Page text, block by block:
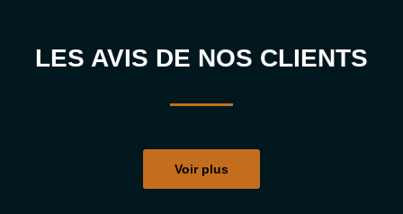
LES AVIS DE NOS CLIENTS
Voir plus